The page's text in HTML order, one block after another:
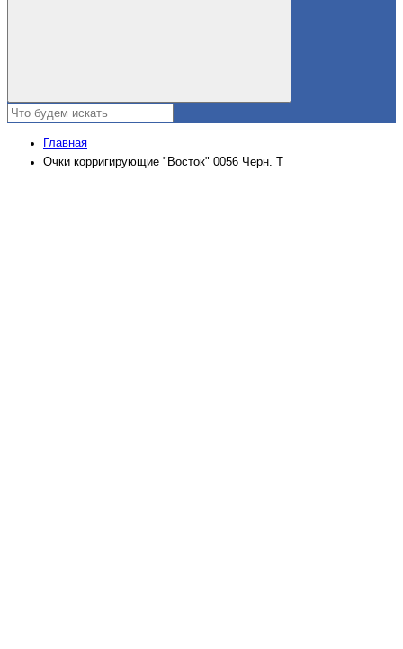
Главная
Очки корригирующие "Восток" 0056 Черн. Т